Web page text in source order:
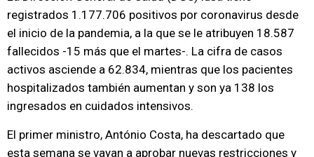
registrados 1.177.706 positivos por coronavirus desde
el inicio de la pandemia, a la que se le atribuyen 18.587
fallecidos -15 más que el martes-. La cifra de casos
activos asciende a 62.834, mientras que los pacientes
hospitalizados también aumentan y son ya 138 los
ingresados en cuidados intensivos.
El primer ministro, António Costa, ha descartado que
esta semana se vayan a aprobar nuevas restricciones y